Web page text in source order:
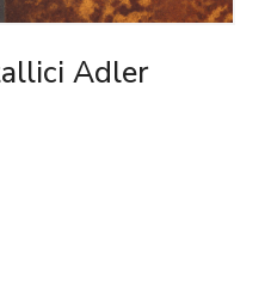
Adler